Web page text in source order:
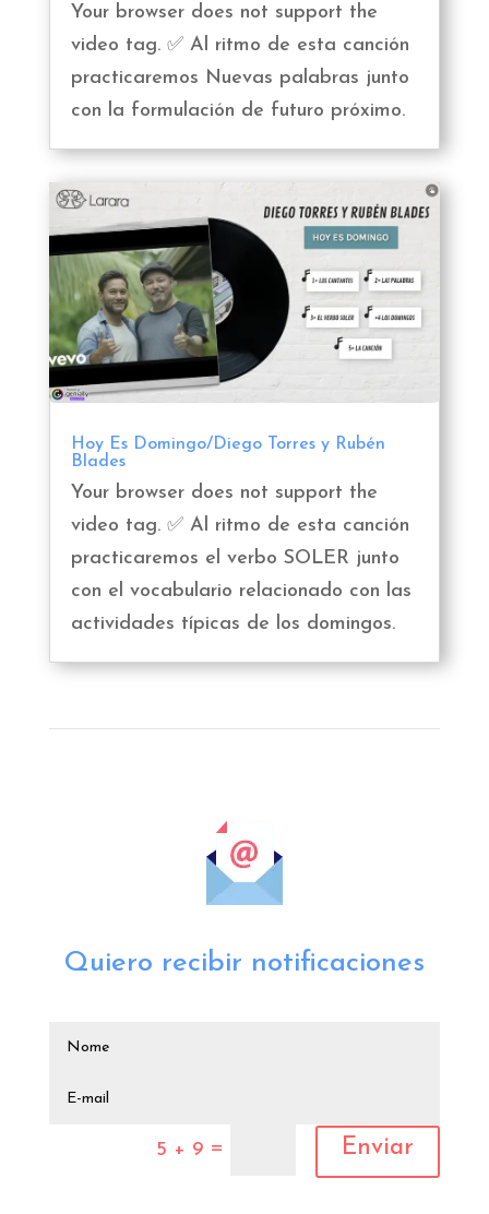
Your browser does not support the
video tag. ✅ Al ritmo de esta canción
practicaremos Nuevas palabras junto
con la formulación de futuro próximo.
Hoy Es Domingo/Diego Torres y Rubén
Blades
Your browser does not support the
video tag. ✅ Al ritmo de esta canción
practicaremos el verbo SOLER junto
con el vocabulario relacionado con las
actividades típicas de los domingos.
Quiero recibir notificaciones
5 + 9 = Enviar